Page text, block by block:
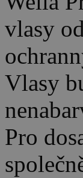
vlasy
Vlasy
Pro